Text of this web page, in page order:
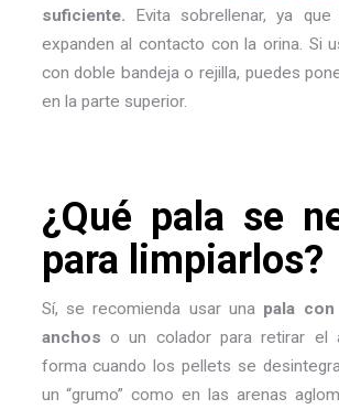
suficiente. Evita sobrellenar, ya
expanden al contacto con la orina. Si
con doble bandeja o rejilla, puedes
en la parte superior.
¿Qué pala se
para limpiarlos?
Sí, se recomienda usar una pala
anchos o un colador para retirar el
forma cuando los pellets se
un “grumo” como en las arenas